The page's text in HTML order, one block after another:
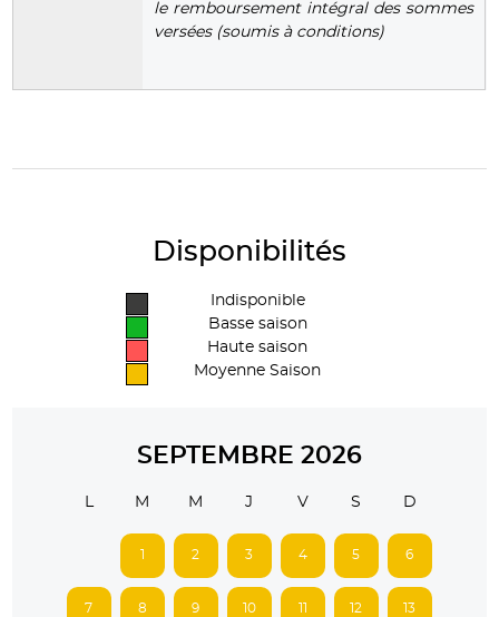
le remboursement intégral des sommes
versées (soumis à conditions)
Disponibilités
Indisponible
Basse saison
Haute saison
Moyenne Saison
SEPTEMBRE 2026
L M M J V S D
1 2 3 4 5 6
7 8 9 10 11 12 13